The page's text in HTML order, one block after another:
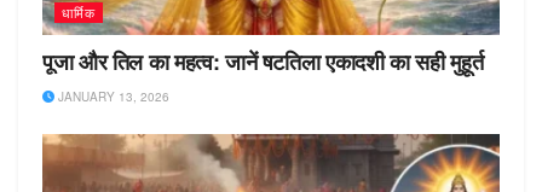
धार्मिक
पूजा और तिल का महत्व: जानें षटतिला एकादशी का सही मुहूर्त
JANUARY 13, 2026